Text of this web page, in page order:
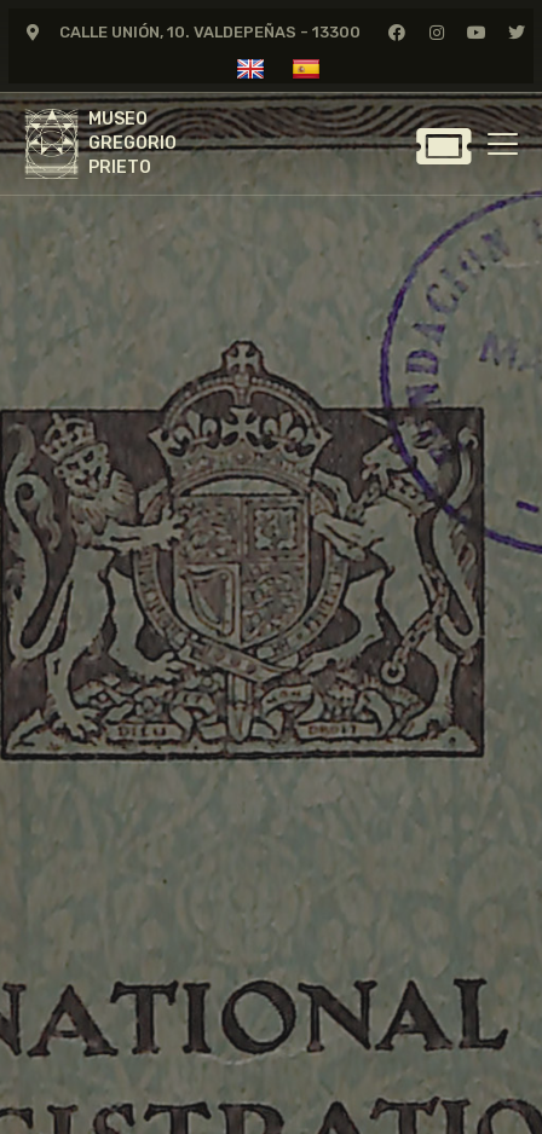
CALLE UNIÓN, 10. VALDEPEÑAS - 13300
MUSEO
GREGORIO
PRIETO
MUSEO
GREGORIO
PRIETO
GREGORIO PRIETO
MUSEO
CERTAMEN DE DIBUJO
FUNDACIÓN
TIENDA
NOTICIAS